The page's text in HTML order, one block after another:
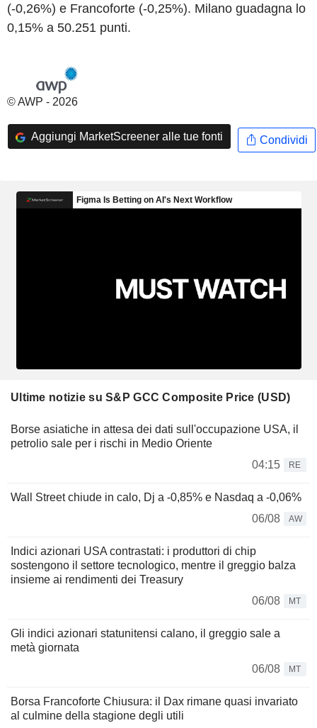
(-0,26%) e Francoforte (-0,25%). Milano guadagna lo
0,15% a 50.251 punti.
© AWP - 2026
Aggiungi MarketScreener alle tue fonti Condividi
Ultime notizie su S&P GCC Composite Price (USD)
Borse asiatiche in attesa dei dati sull'occupazione USA, il
petrolio sale per i rischi in Medio Oriente
04:15
RE
Wall Street chiude in calo, Dj a -0,85% e Nasdaq a -0,06%
06/08
AW
Indici azionari USA contrastati: i produttori di chip
sostengono il settore tecnologico, mentre il greggio balza
insieme ai rendimenti dei Treasury
06/08
MT
Gli indici azionari statunitensi calano, il greggio sale a
metà giornata
06/08
MT
Borsa Francoforte Chiusura: il Dax rimane quasi invariato
al culmine della stagione degli utili